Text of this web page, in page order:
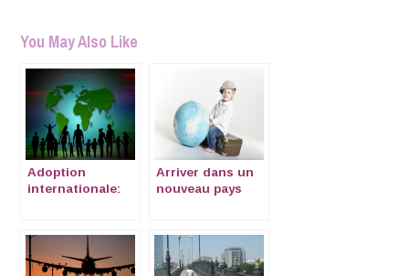
You May Also Like
Adoption
internationale:
d’Ivoire
Arriver dans un
nouveau pays